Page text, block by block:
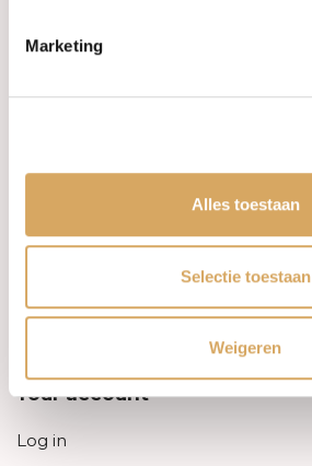
Marketing
Alles toestaan
Selectie toestaan
Weigeren
Leveringsvoorwaarden
Privacy Policy
Your account
Log in